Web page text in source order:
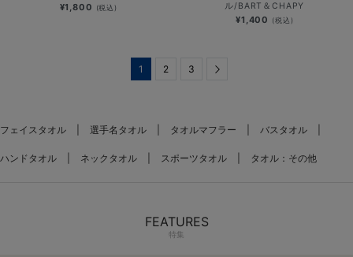
¥1,800 (税込)
ル/BART＆CHAPY
¥1,400 (税込)
1 2 3
フェイスタオル 選手名タオル タオルマフラー バスタオル
ハンドタオル ネックタオル スポーツタオル タオル：その他
FEATURES
特集